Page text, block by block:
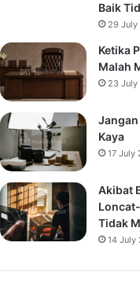
Baik
29 July
Ketika
Malah
23 July
Kaya
17 July
Akibat
Tidak
14 July